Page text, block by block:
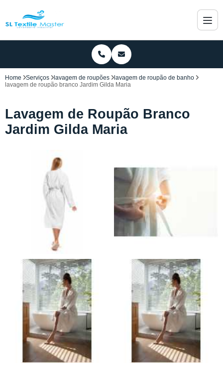
Home Serviços lavagem de roupões
lavagem de roupão de banho
lavagem de roupão branco Jardim Gilda Maria
Lavagem de Roupão Branco
Jardim Gilda Maria